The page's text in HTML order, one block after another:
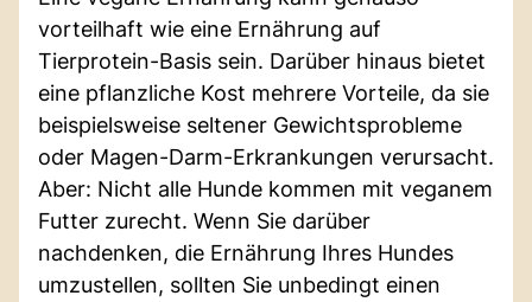
vorteilhaft wie eine Ernährung auf
Tierprotein-Basis sein. Darüber hinaus bietet
eine pflanzliche Kost mehrere Vorteile, da sie
beispielsweise seltener Gewichtsprobleme
oder Magen-Darm-Erkrankungen verursacht.
Aber: Nicht alle Hunde kommen mit veganem
Futter zurecht. Wenn Sie darüber
nachdenken, die Ernährung Ihres Hundes
umzustellen, sollten Sie unbedingt einen